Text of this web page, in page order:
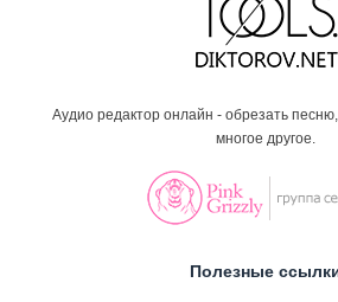
Аудио редактор онлайн - обрезать
многое другое.
Полезные